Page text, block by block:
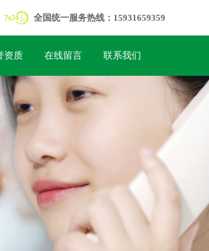
全国统一服务热线：15931659359
资质 在线留言 联系我们